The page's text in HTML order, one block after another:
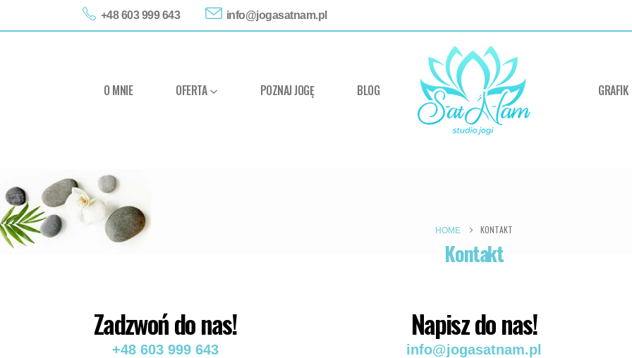
+48 603 999 643 info@jogasatnam.pl
O MNIE OFERTA POZNAJ JOGĘ BLOG GRAFIK
HOME KONTAKT
Kontakt
Zadzwoń do nas!
+48 603 999 643
Napisz do nas!
info@jogasatnam.pl